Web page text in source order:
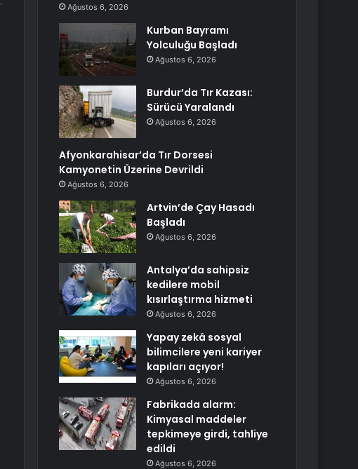
Ağustos 6, 2026
Kurban Bayramı
Yolculuğu Başladı
Ağustos 6, 2026
Burdur’da Tır Kazası:
Sürücü Yaralandı
Ağustos 6, 2026
Afyonkarahisar’da Tır Dorsesi
Kamyonetin Üzerine Devrildi
Ağustos 6, 2026
Artvin’de Çay Hasadı
Başladı
Ağustos 6, 2026
Antalya’da sahipsiz
kedilere mobil
kısırlaştırma hizmeti
Ağustos 6, 2026
Yapay zekâ sosyal
bilimcilere yeni kariyer
kapıları açıyor!
Ağustos 6, 2026
Fabrikada alarm:
Kimyasal maddeler
tepkimeye girdi, tahliye
edildi
Ağustos 6, 2026